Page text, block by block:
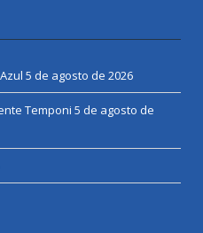
5 de agosto de 2026
Temponi 5 de agosto de